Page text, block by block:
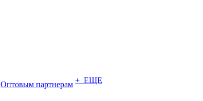
Оптовым партнерам + ЕЩЕ